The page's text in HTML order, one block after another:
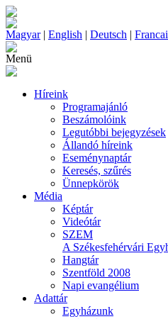
Magyar| English | Deutsch |
Menü
Híreink
Programajánló
Beszámolóink
Legutóbbi bejegyzések
Állandó híreink
Eseménynaptár
Keresés, szűrés
Ünnepkörök
Média
Képtár
Videótár
SZEM
A Székesfehérvári
Hangtár
Szentföld 2008
Napi evangélium
Adattár
Egyházunk